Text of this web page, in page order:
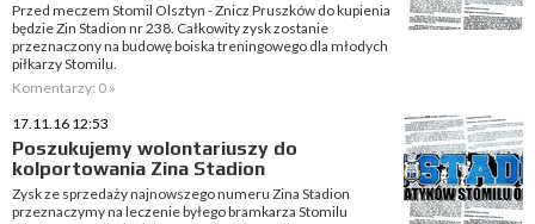
Przed meczem Stomil Olsztyn - Znicz Pruszków do kupienia
będzie Zin Stadion nr 238. Całkowity zysk zostanie
przeznaczony na budowę boiska treningowego dla młodych
piłkarzy Stomilu.
Komentarzy: 0 »
17.11.16 12:53
Poszukujemy wolontariuszy do
kolportowania Zina Stadion
Zysk ze sprzedaży najnowszego numeru Zina Stadion
przeznaczymy na leczenie byłego bramkarza Stomilu